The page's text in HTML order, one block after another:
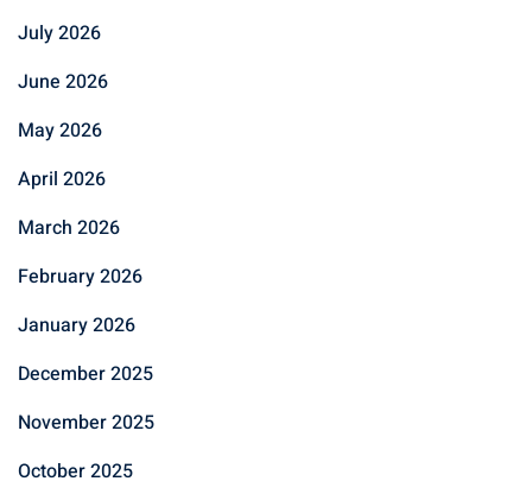
July 2026
June 2026
May 2026
April 2026
March 2026
February 2026
January 2026
December 2025
November 2025
October 2025